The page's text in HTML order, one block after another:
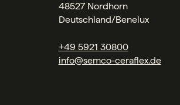
48527 Nordhorn
Deutschland/Benelux
+49 5921 30800
info@semco-ceraflex.de